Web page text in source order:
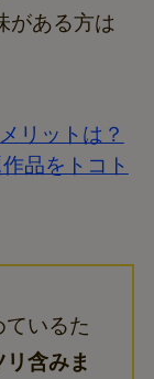
がある方は
リットは？
品をトコト
いるた
リ含みま